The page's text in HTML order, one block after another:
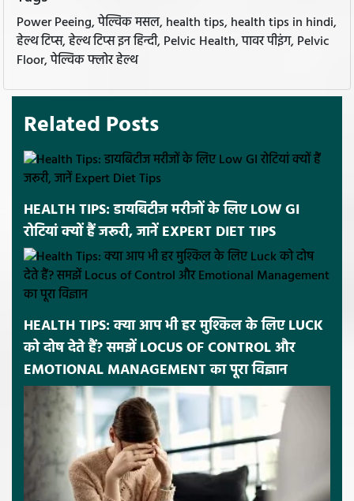
Power Peeing, पेल्विक मसल, health tips, health tips in hindi,
हेल्थ टिप्स, हेल्थ टिप्स इन हिन्दी, Pelvic Health, पावर पीइंग, Pelvic
Floor, पेल्विक फ्लोर हेल्थ
Related Posts
HEALTH TIPS: डायबिटीज मरीजों के लिए LOW GI
रोटियां क्यों हैं जरूरी, जानें EXPERT DIET TIPS
HEALTH TIPS: क्या आप भी हर मुश्किल के लिए LUCK
को दोष देते हैं? समझें LOCUS OF CONTROL और
EMOTIONAL MANAGEMENT का पूरा विज्ञान